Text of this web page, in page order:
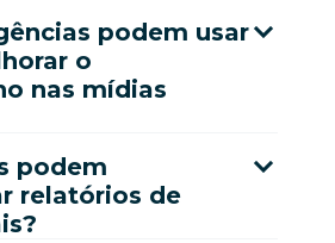
podem usar
o
nas mídias
podem
relatórios de